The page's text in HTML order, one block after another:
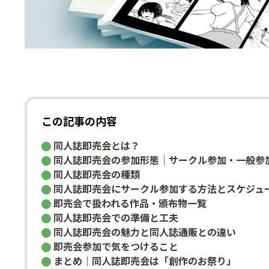
この記事の内容
同人誌即売会とは？
同人誌即売会の参加形態｜サークル参加・一般参
同人誌即売会の種類
同人誌即売会にサークル参加する方法とスケジュ
即売会で扱われる作品・頒布物一覧
同人誌即売会での準備と工夫
同人誌即売会の魅力と同人誌通販との違い
即売会参加で気をつけること
まとめ｜同人誌即売会は「創作のお祭り」